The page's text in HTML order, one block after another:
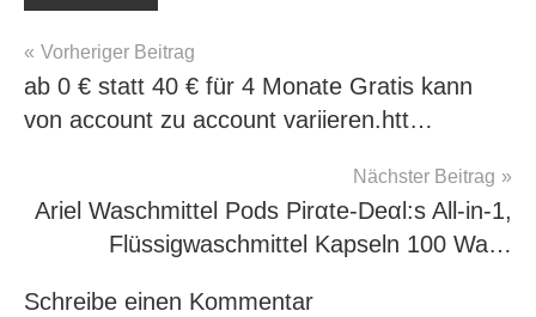
Beitragsnavigation
Vorheriger Beitrag
ab 0 € statt 40 € für 4 Monate Gratis kann
von account zu account variieren.htt…
Nächster Beitrag
Ariel Waschmittel Pods Pirαtе-Dеαl:s All-in-1,
Flüssigwaschmittel Kapseln 100 Wa…
Schreibe einen Kommentar